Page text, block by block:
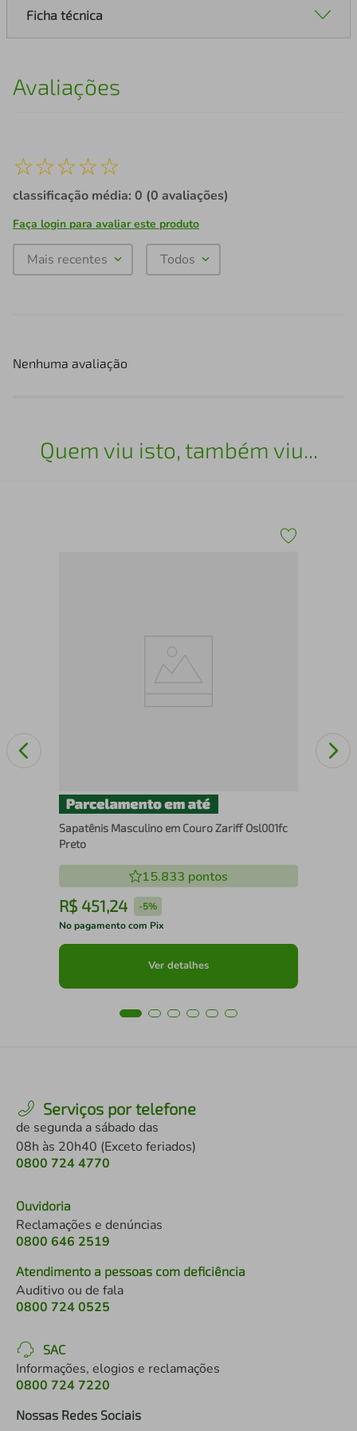
Ficha técnica
Avaliações
☆☆☆☆☆
classificação média: 0 (0 avaliações)
Faça login para avaliar este produto
Mais recentes Todos
Nenhuma avaliação
Quem viu isto, também viu...
Sapatênis Masculino em Couro Zariff Osl001fc
Preto
15.833 pontos
R$ 451,24 -5%
No pagamento com Pix
Ver detalhes
Serviços por telefone
de segunda a sábado das
08h às 20h40 (Exceto feriados)
0800 724 4770
Ouvidoria
Reclamações e denúncias
0800 646 2519
Atendimento a pessoas com deficiência
Auditivo ou de fala
0800 724 0525
SAC
Informações, elogios e reclamações
0800 724 7220
Nossas Redes Sociais